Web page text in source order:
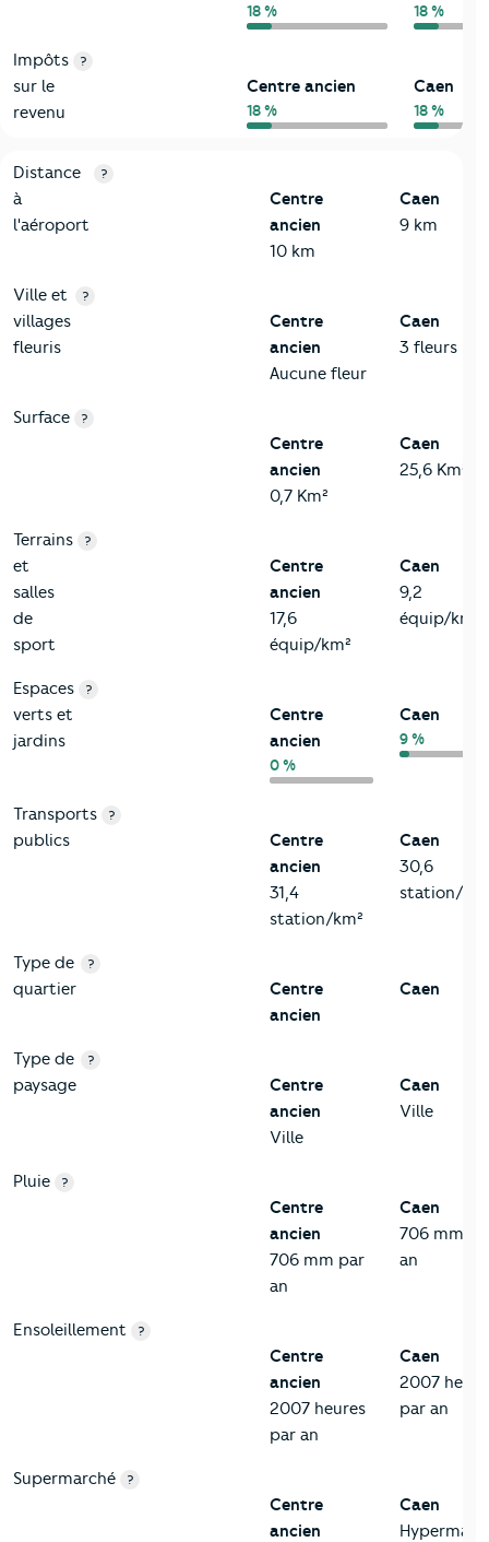
18 % 18 %
Impôts
sur le
revenu
?
Centre ancien
18 %
Caen
18 %
3-Environnement
Critères Centre ancien
Distance
à
l'aéroport
?
Centre
ancien
10 km
Caen
9 km
Ville et
villages
fleuris
?
Centre
ancien
Aucune fleur
Caen
3 fleurs
Surface ?
Centre
ancien
0,7 Km²
Caen
25,6 Km²
Terrains
et
salles
de
sport
?
Centre
ancien
17,6
équip/km²
Caen
9,2
équip/km²
Espaces
verts et
jardins
?
Centre
ancien
0 %
Caen
9 %
Transports
publics
?
Centre
ancien
31,4
station/km²
Caen
30,6
station/
Type de
quartier
?
Centre
ancien
Caen
Type de
paysage
?
Centre
ancien
Ville
Caen
Ville
Pluie ?
Centre
ancien
706 mm par
an
Caen
706 mm
an
Ensoleillement ?
Centre
ancien
2007 heures
par an
Caen
2007
par an
Supermarché ?
Centre
ancien
Caen